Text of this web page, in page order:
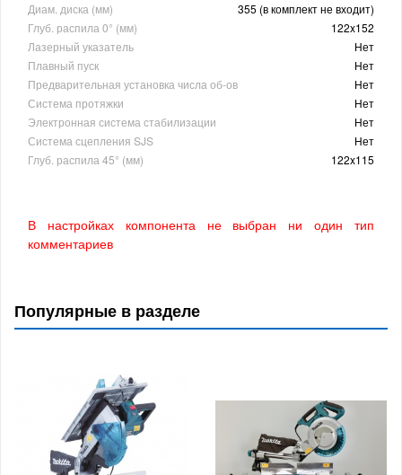
Диам. диска (мм)
355 (в комплект не входит)
Глуб. распила 0° (мм)
122x152
Лазерный указатель
Нет
Плавный пуск
Нет
Предварительная установка числа об-ов
Нет
Система протяжки
Нет
Электронная система стабилизации
Нет
Система сцепления SJS
Нет
Глуб. распила 45° (мм)
122x115
В настройках компонента не выбран ни один тип
комментариев
Популярные в разделе